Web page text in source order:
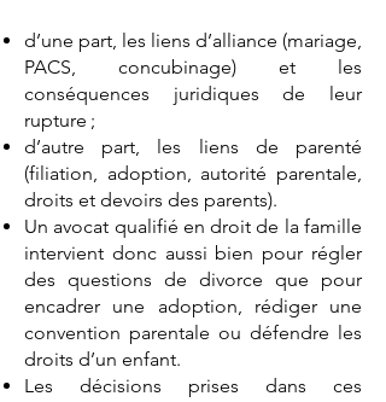
d’une part, les liens d’alliance (mariage,
PACS, concubinage) et les
conséquences juridiques de leur
rupture ;
d’autre part, les liens de parenté
(filiation, adoption, autorité parentale,
droits et devoirs des parents).
Un avocat qualifié en droit de la famille
intervient donc aussi bien pour régler
des questions de divorce que pour
encadrer une adoption, rédiger une
convention parentale ou défendre les
droits d’un enfant.
Les décisions prises dans ces